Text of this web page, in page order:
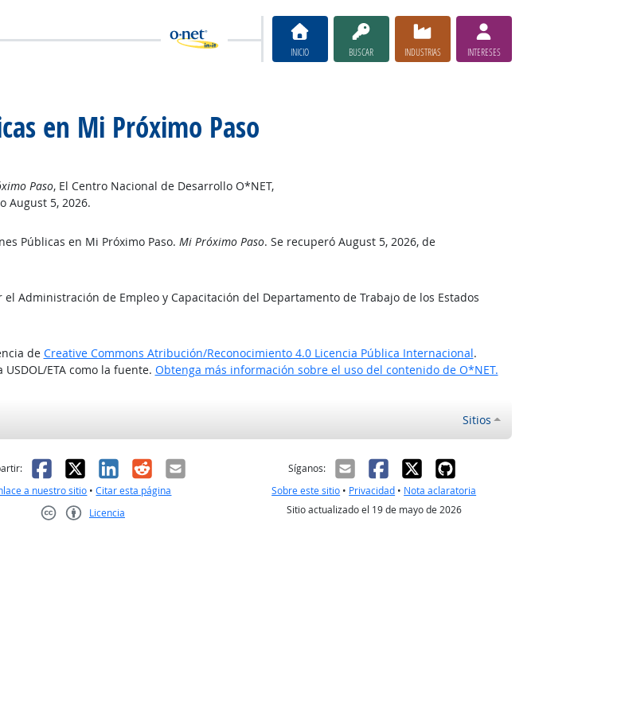
INICIO BUSCAR INDUSTRIAS INTERESES
en Mi Próximo Paso
Paso, El Centro Nacional de Desarrollo O*NET,
August 5, 2026.
Públicas en Mi Próximo Paso. Mi Próximo Paso. Se recuperó August 5, 2026, de
el Administración de Empleo y Capacitación del Departamento de Trabajo de los Estados
de Creative Commons Atribución/Reconocimiento 4.0 Licencia Pública Internacional.
ETA como la fuente. Obtenga más información sobre el uso del contenido de O*NET.
Sitios
Facebook
X LinkedIn
RedditCorreo electrónico
a nuestro sitio •Citar esta página
Licencia
Síganos:
Sobre este sitio • Privacidad • Nota aclaratoria
Sitio actualizado el 19 de mayo de 2026